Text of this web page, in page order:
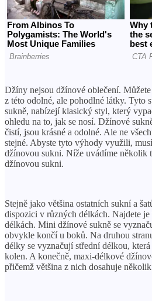
Džíny nejsou džínové oblečení.
z této odolné, ale pohodlné látky. Tyto
sukně, nabízejí klasický styl, který
ohledu na to, jak se nosí. Džínové
čistí, jsou krásné a odolné. Ale ne
stejné. Abyste tyto výhody využili,
džínovou sukni. Níže uvádíme několik
džínovou sukni.
Stejně jako většina ostatních sukní a
dispozici v různých délkách. Najdete
délkách. Mini džínové sukně se
obvykle končí u boků. Na druhou
délky se vyznačují střední délkou,
kolen. A konečně, maxi-délkové
přičemž většina z nich dosahuje